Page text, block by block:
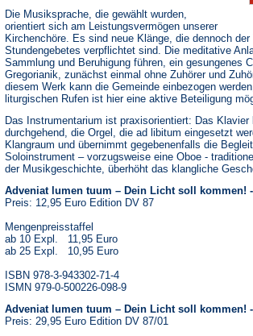
Die Musiksprache, die gewählt wurden,
orientiert sich am Leistungsvermögen unserer
Kirchenchöre. Es sind neue Klänge, die dennoch
Stundengebetes verpflichtet sind. Die meditative
Sammlung und Beruhigung führen, ein gesungenes
Gregorianik, zunächst einmal ohne Zuhörer und
diesem Werk kann die Gemeinde einbezogen
liturgischen Rufen ist hier eine aktive Beteiligung
Das Instrumentarium ist praxisorientiert: Das Klavier
durchgehend, die Orgel, die ad libitum eingesetzt
Klangraum und übernimmt gegebenenfalls die
Soloinstrument – vorzugsweise eine Oboe -
der Musikgeschichte, überhöht das klangliche
Adveniat lumen tuum – Dein Licht soll kommen!
Preis: 12,95 Euro Edition DV 87
Mengenpreisstaffel
ab 10 Expl. 11,95 Euro
ab 25 Expl. 10,95 Euro
ISBN 978-3-943302-71-4
ISMN 979-0-500226-098-9
Adveniat lumen tuum – Dein Licht soll kommen!
Preis: 29,95 Euro Edition DV 87/01